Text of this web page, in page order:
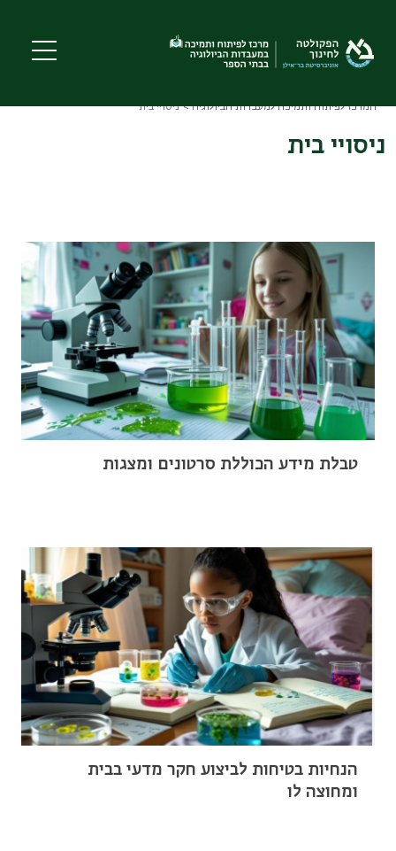
main
content
המרכז לפיתוח ותמיכה למעבדות הביולוגיה ניסויי בית
ניסויי בית
טבלת מידע הכוללת סרטונים ומצגות
הנחיות בטיחות לביצוע חקר מדעי בבית
ומחוצה לו